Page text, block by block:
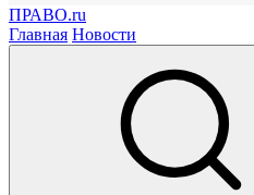
ПРАВО.ru
Главная Новости